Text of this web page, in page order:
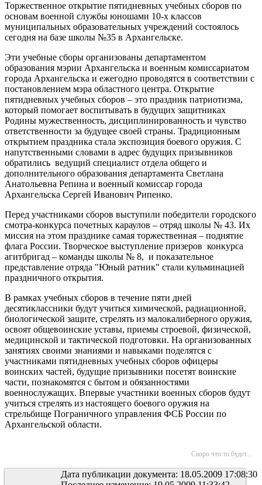
Торжественное открытие пятидневных учебных сборов по
основам военной службы юношами 10-х классов
муниципальных образовательных учреждений состоялось
сегодня на базе школы №35 в Архангельске.
Эти учебные сборы организованы департаментом
образования мэрии Архангельска и военным комиссариатом
города Архангельска и ежегодно проводятся в соответствии с
постановлением мэра областного центра. Открытие
пятидневных учебных сборов – это праздник патриотизма,
который помогает воспитывать в будущих защитниках
Родины мужественность, дисциплинированность и чувство
ответственности за будущее своей страны. Традиционным
открытием праздника стала экспозиция боевого оружия. С
напутственными словами в адрес будущих призывников
обратились ведущий специалист отдела общего и
дополнительного образования департамента Светлана
Анатольевна Репина и военный комиссар города
Архангельска Сергей Иванович Рипенко.
Перед участниками сборов выступили победители городского
смотра-конкурса почетных караулов – отряд школы № 43. Их
миссия на этом празднике самая торжественная – поднятие
флага России. Творческое выступление призеров конкурса
агитбригад – команды школы № 8, и показательное
представление отряда "Юный ратник" стали кульминацией
праздничного открытия.
В рамках учебных сборов в течение пяти дней
десятиклассники будут учиться химической, радиационной,
биологической защите, стрелять из малокалиберного оружия,
освоят общевоинские уставы, приемы строевой, физической,
медицинской и тактической подготовки. На организованных
занятиях своими знаниями и навыками поделятся с
участниками пятидневных учебных сборов офицеры
воинских частей, будущие призывники посетят воинские
части, познакомятся с бытом и обязанностями
военнослужащих. Впервые участники военных сборов будут
учиться стрелять из настоящего боевого оружия на
стрельбище Пограничного управления ФСБ России по
Архангельской области.
Скоро что то будет...
Дата публикации документа: 18.05.2009 17:08:30